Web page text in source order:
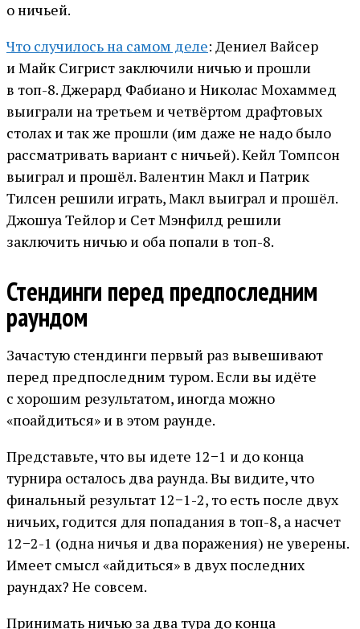
о ничьей.
Что случилось на самом деле: Дениел Вайсер
и Майк Сигрист заключили ничью и прошли
в топ-8. Джерард Фабиано и Николас Мохаммед
выиграли на третьем и четвёртом драфтовых
столах и так же прошли (им даже не надо было
рассматривать вариант с ничьей). Кейл Томпсон
выиграл и прошёл. Валентин Макл и Патрик
Тилсен решили играть, Макл выиграл и прошёл.
Джошуа Тейлор и Сет Мэнфилд решили
заключить ничью и оба попали в топ-8.
Стендинги перед предпоследним
раундом
Зачастую стендинги первый раз вывешивают
перед предпоследним туром. Если вы идёте
с хорошим результатом, иногда можно
«поайдиться» и в этом раунде.
Представьте, что вы идете 12−1 и до конца
турнира осталось два раунда. Вы видите, что
финальный результат 12−1-2, то есть после двух
ничьих, годится для попадания в топ-8, а насчет
12−2-1 (одна ничья и два поражения) не уверены.
Имеет смысл «айдиться» в двух последних
раундах? Не совсем.
Принимать ничью за два тура до конца